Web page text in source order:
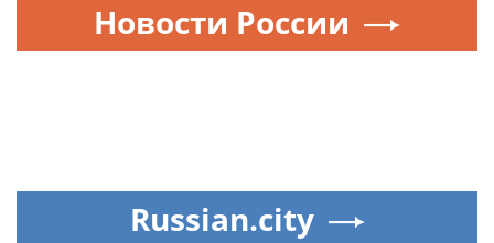
Новости России
Russian.city